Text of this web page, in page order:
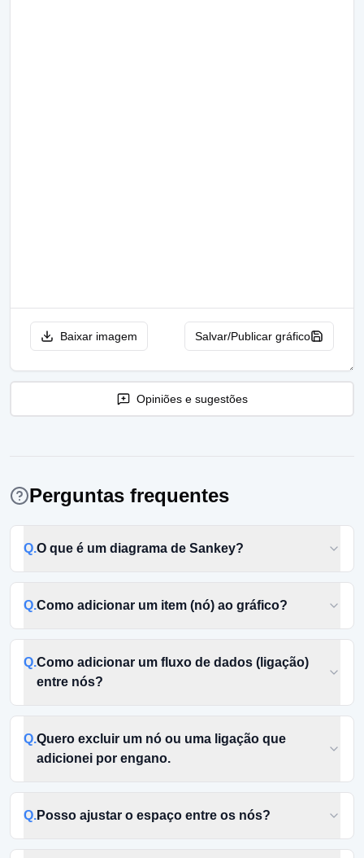
Baixar imagem Salvar/Publicar gráfico
Opiniões e sugestões
Perguntas frequentes
Q.O que é um diagrama de Sankey?
Q.Como adicionar um item (nó) ao gráfico?
Q.Como adicionar um fluxo de dados (ligação)
entre nós?
Q.Quero excluir um nó ou uma ligação que
adicionei por engano.
Q.Posso ajustar o espaço entre os nós?